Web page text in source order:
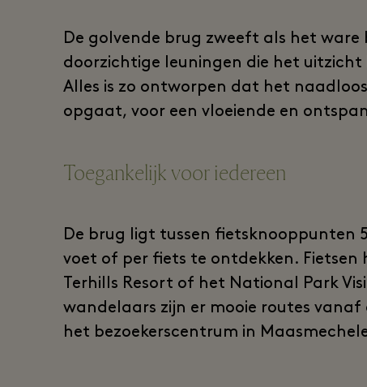
De golvende brug zweeft als het
doorzichtige leuningen die het
Alles is zo ontworpen dat het
opgaat, voor een vloeiende en
Toegankelijk voor iedereen
De brug ligt tussen fietsknooppunten
voet of per fiets te ontdekken. Fietsen
Terhills Resort of het National Park
wandelaars zijn er mooie routes
het bezoekerscentrum in